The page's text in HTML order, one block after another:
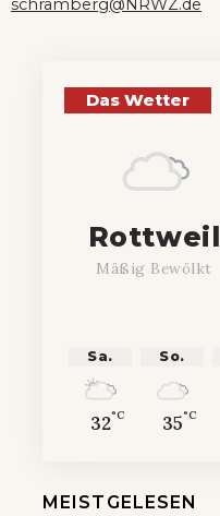
schramberg@NRWZ.de
Das Wetter
Rottweil
Mäßig Bewölkt
Sa.
32°C
So.
35°C
MEISTGELESEN